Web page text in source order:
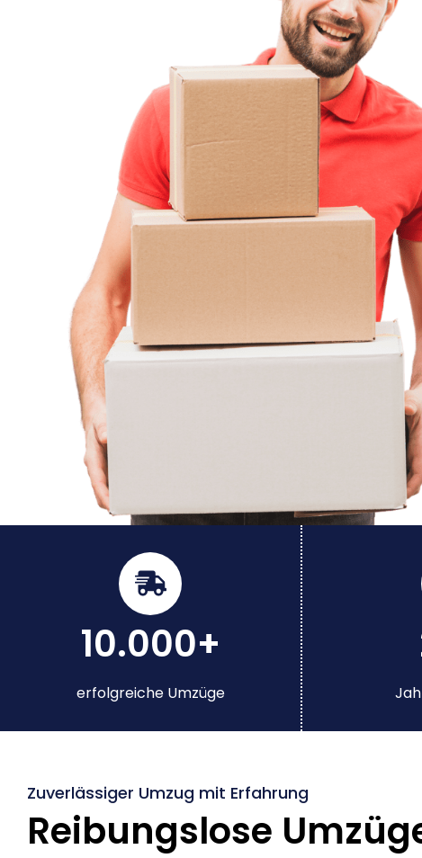
10.000+
erfolgreiche Umzüge
Zuverlässiger Umzug mit Erfahrung
Reibungslose